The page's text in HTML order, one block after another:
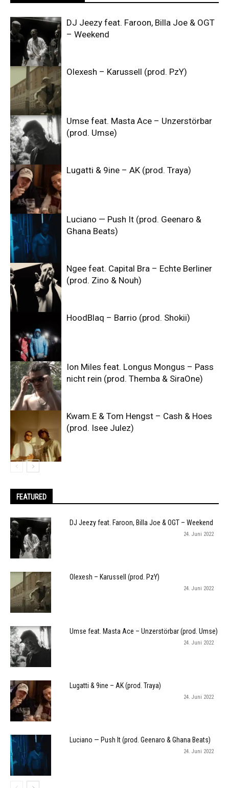
DJ Jeezy feat. Faroon, Billa Joe & OGT
– Weekend
Olexesh – Karussell (prod. PzY)
Umse feat. Masta Ace – Unzerstörbar
(prod. Umse)
Lugatti & 9ine – AK (prod. Traya)
Luciano — Push It (prod. Geenaro &
Ghana Beats)
Ngee feat. Capital Bra – Echte Berliner
(prod. Zino & Nouh)
HoodBlaq – Barrio (prod. Shokii)
Ion Miles feat. Longus Mongus – Pass
nicht rein (prod. Themba & SiraOne)
Kwam.E & Tom Hengst – Cash & Hoes
(prod. Isee Julez)
FEATURED
DJ Jeezy feat. Faroon, Billa Joe & OGT – Weekend
24. Juni 2022
Olexesh – Karussell (prod. PzY)
24. Juni 2022
Umse feat. Masta Ace – Unzerstörbar (prod. Umse)
24. Juni 2022
Lugatti & 9ine – AK (prod. Traya)
24. Juni 2022
Luciano — Push It (prod. Geenaro & Ghana Beats)
24. Juni 2022